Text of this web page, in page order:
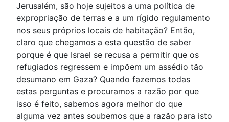
Jerusalém, são hoje sujeitos a uma política de
expropriação de terras e a um rígido regulamento
nos seus próprios locais de habitação? Então,
claro que chegamos a esta questão de saber
porque é que Israel se recusa a permitir que os
refugiados regressem e impõem um assédio tão
desumano em Gaza? Quando fazemos todas
estas perguntas e procuramos a razão por que
isso é feito, sabemos agora melhor do que
alguma vez antes soubemos que a razão para isto